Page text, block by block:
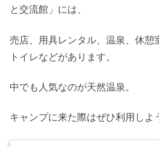
と交流館」には、
売店、用具レンタル、温泉、休憩
トイレなどがあります。
中でも人気なのが天然温泉。
キャンプに来た際はぜひ利用しよ